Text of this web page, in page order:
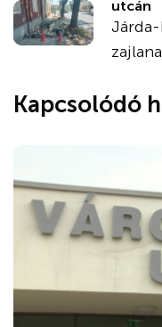
utcán
Kapcsolódó